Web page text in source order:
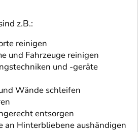
z.B.:
reinigen
und Fahrzeuge reinigen
und -geräte
Wände schleifen
entsorgen
an Hinterbliebene aushändigen